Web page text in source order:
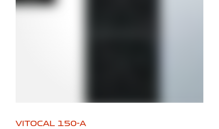
VITOCAL 150-A